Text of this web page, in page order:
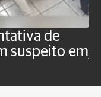
de
suspeito em